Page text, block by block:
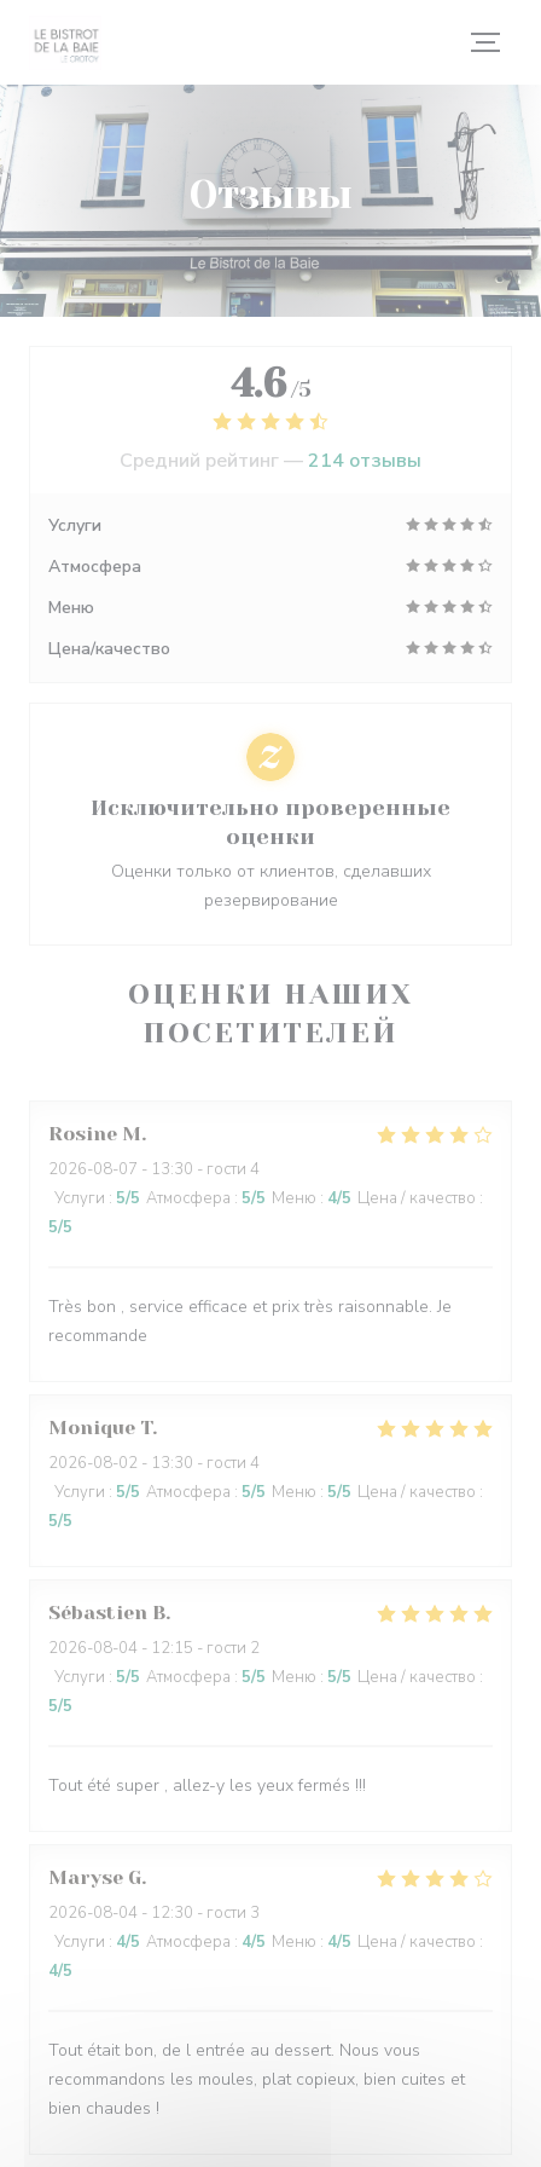
Отзывы
ОЦЕНКИ НАШИХ
ПОСЕТИТЕЛЕЙ
Rosine M
2026-08-07 - 13:30 - гости 4
Услуги : 5/5 Атмосфера : 5/5 Меню : 4/5 Цена / качество :
5/5
Très bon , service efficace et prix très raisonnable. Je
recommande
Monique T
2026-08-02 - 13:30 - гости 4
Услуги : 5/5 Атмосфера : 5/5 Меню : 5/5 Цена / качество :
5/5
Sébastien B
2026-08-04 - 12:15 - гости 2
Услуги : 5/5 Атмосфера : 5/5 Меню : 5/5 Цена / качество :
5/5
Tout été super , allez-y les yeux fermés !!!
Maryse G
2026-08-04 - 12:30 - гости 3
Услуги : 4/5 Атмосфера : 4/5 Меню : 4/5 Цена / качество :
4/5
Tout était bon, de l entrée au dessert. Nous vous
recommandons les moules, plat copieux, bien cuites et
bien chaudes !
4.6 /5
Средний рейтинг —214 отзывы
Услуги
Атмосфера
Меню
Цена/качество
Исключительно проверенные
оценки
Оценки только от клиентов, сделавших
резервирование